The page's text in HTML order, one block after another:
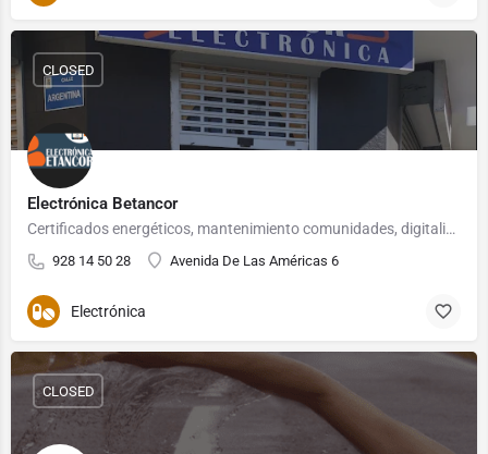
Electrónica Betancor
Certificados energéticos, mantenimiento comunidades, digitalización, diseño y optimización de redes, CCTV,…
928 14 50 28 Avenida De Las Américas 6
CLOSED
Electrónica
CLOSED